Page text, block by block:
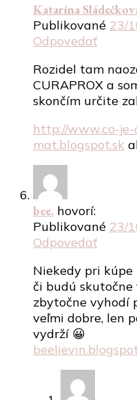
Katarína
Publikované 23/
Odpovedať
Rozidel tam
CURAPROX a
skončím určite
http://www.co-
mat.blogspot.sk
bee. hovorí:
Publikované 23/
Odpovedať
Niekedy pri
či budú
zbytočne vyhodí
veľmi dobre, len
vydrží 😀